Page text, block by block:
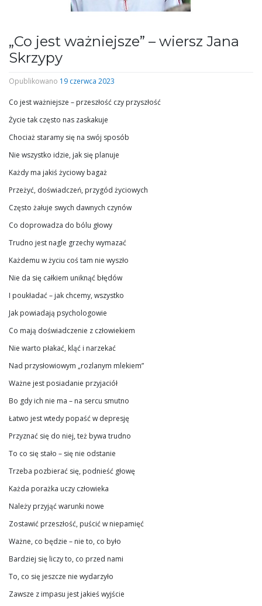
„Co jest ważniejsze” – wiersz Jana
Skrzypy
Opublikowano 19 czerwca 2023
Co jest ważniejsze – przeszłość czy przyszłość
Życie tak często nas zaskakuje
Chociaż staramy się na swój sposób
Nie wszystko idzie, jak się planuje
Każdy ma jakiś życiowy bagaż
Przeżyć, doświadczeń, przygód życiowych
Często żałuje swych dawnych czynów
Co doprowadza do bólu głowy
Trudno jest nagle grzechy wymazać
Każdemu w życiu coś tam nie wyszło
Nie da się całkiem uniknąć błędów
I poukładać – jak chcemy, wszystko
Jak powiadają psychologowie
Co mają doświadczenie z człowiekiem
Nie warto płakać, kląć i narzekać
Nad przysłowiowym „rozlanym mlekiem”
Ważne jest posiadanie przyjaciół
Bo gdy ich nie ma – na sercu smutno
Łatwo jest wtedy popaść w depresję
Przyznać się do niej, też bywa trudno
To co się stało – się nie odstanie
Trzeba pozbierać się, podnieść głowę
Każda porażka uczy człowieka
Należy przyjąć warunki nowe
Zostawić przeszłość, puścić w niepamięć
Ważne, co będzie – nie to, co było
Bardziej się liczy to, co przed nami
To, co się jeszcze nie wydarzyło
Zawsze z impasu jest jakieś wyjście